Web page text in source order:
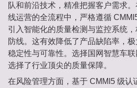
队和前沿技术，精准把握客户需求
线运营的全流程中，严格遵循
引入智能化的质量检测与监控系统
防线。这有效降低了产品缺陷率，
稳定性与可靠性。选择国网智慧车
选择了行业顶尖的质量保障。
在风险管理方面，基于 CMMI5 级认